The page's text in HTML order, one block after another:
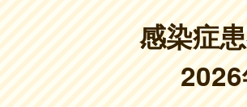
感染症